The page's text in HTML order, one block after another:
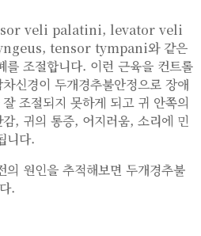
veli palatini, levator veli
tensor tympani와 같은
를 조절합니다. 이런 근육을 컨트롤
신경이 두개경추불안정으로 장애
조절되지 못하게 되고 귀 안쪽의
, 귀의 통증, 어지러움, 소리에 민
니다.
의 원인을 추적해보면 두개경추불
.